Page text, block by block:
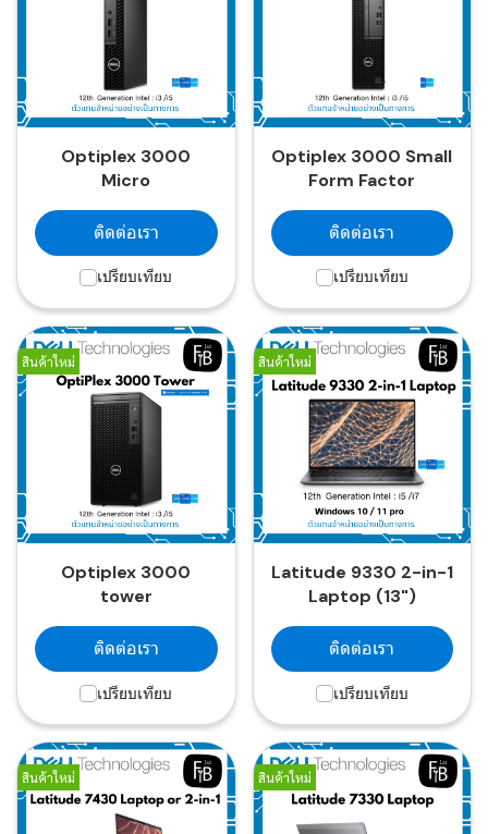
Optiplex 3000
Micro
ติดต่อเรา
เปรียบเทียบ
Optiplex 3000 Small
Form Factor
ติดต่อเรา
เปรียบเทียบ
สินค้าใหม่
Optiplex 3000
tower
ติดต่อเรา
เปรียบเทียบ
สินค้าใหม่
Latitude 9330 2-in-1
Laptop (13")
ติดต่อเรา
เปรียบเทียบ
สินค้าใหม่ สินค้าใหม่